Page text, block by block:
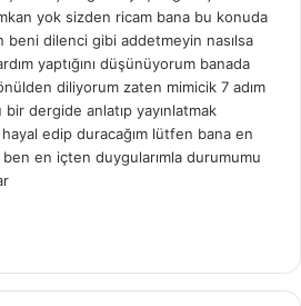
yok sizden ricam bana bu konuda
beni dilenci gibi addetmeyin nasılsa
yaptığını düşünüyorum banada
diliyorum zaten mimicik 7 adım
dergide anlatıp yayınlatmak
edip duracağım lütfen bana en
ben en içten duygularımla durumumu